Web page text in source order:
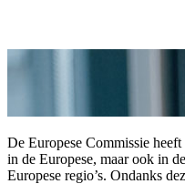
De Europese Commissie
in de Europese, maar ook in
Europese regio’s. Ondanks